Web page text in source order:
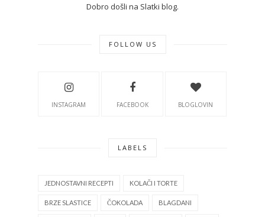
Dobro došli na Slatki blog.
FOLLOW US
INSTAGRAM FACEBOOK BLOGLOVIN
LABELS
JEDNOSTAVNI RECEPTI KOLAČI I TORTE
BRZE SLASTICE ČOKOLADA BLAGDANI